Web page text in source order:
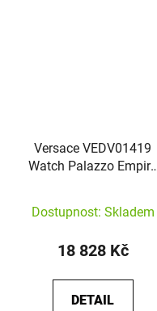
Versace VEDV01419
Watch Palazzo Empire
Dostupnost: Skladem
18 828 Kč
DETAIL